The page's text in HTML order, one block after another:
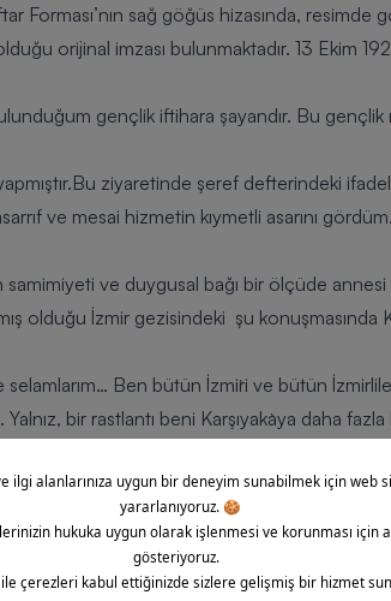
Forması’nın sağ göğüs hizasında,
orijinal imzası bulunmaktadır. 13 Ekim
gençlik iftihara şayandır. Bu
ziyaretinde şeref defterindeki
ve mesai hizmetin kıymetli asarını
samimiyeti ve duygusal bağı bir ölçüde
olduğu İzmir gezisindeki şu konuşmasında
selamlarım… Ben bütün İzmir`i ve bütün
bir rastlantı beni Karşıyaka`ya daha fazla
İzmir`i gördüğüm gün, öncelikle
yer alan kurucuları, başkaldırı ve özgürlük
yapıldı. Kumaş özelliği bakımından
imzası bulunmaktadır. Formanın arka